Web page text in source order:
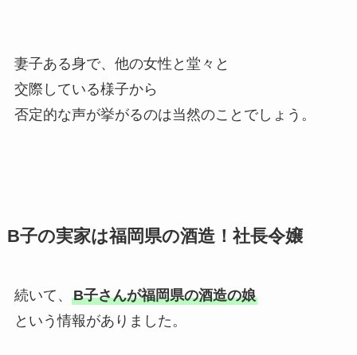
妻子ある身で、他の女性と堂々と
交際している様子から
否定的な声が挙がるのは当然のことでしょう。
B子の実家は福岡県の酒造！社長令嬢
続いて、 B子さんが福岡県の酒造の娘
という情報がありました。